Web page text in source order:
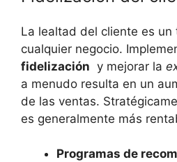
La ‍lealtad del‍ cliente⁢ es un‍
cualquier negocio.
fidelización ⁢ y ‍mejorar la​
a menudo resulta en un
de‌ las ventas.
es generalmente‌ más‍
Programas de